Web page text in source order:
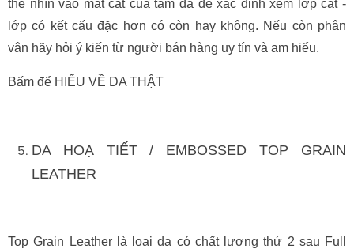
thể nhìn vào mặt cắt của tấm da để xác định xem lớp cật -
lớp có kết cấu đặc hơn có còn hay không. Nếu còn phân
vân hãy hỏi ý kiến từ người bán hàng uy tín và am hiểu.
Bấm để HIỂU VỀ DA THẬT
DA HOẠ TIẾT / EMBOSSED TOP GRAIN
LEATHER
Top Grain Leather là loại da có chất lượng thứ 2 sau Full